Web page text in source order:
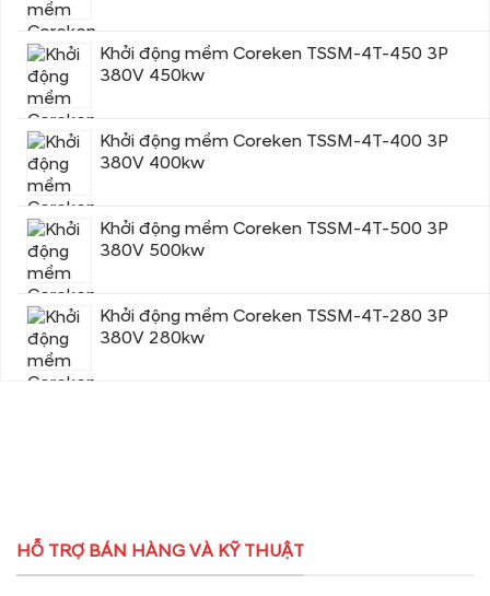
Khởi động mềm Coreken TSSM-4T-450 3P
380V 450kw
Khởi động mềm Coreken TSSM-4T-400 3P
380V 400kw
Khởi động mềm Coreken TSSM-4T-500 3P
380V 500kw
Khởi động mềm Coreken TSSM-4T-280 3P
380V 280kw
HỖ TRỢ BÁN HÀNG VÀ KỸ THUẬT